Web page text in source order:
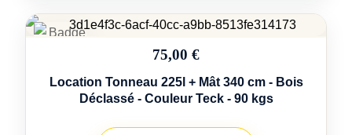
75,00 €
Location Tonneau 225l + Mât 340 cm - Bois
Déclassé - Couleur Teck - 90 kgs